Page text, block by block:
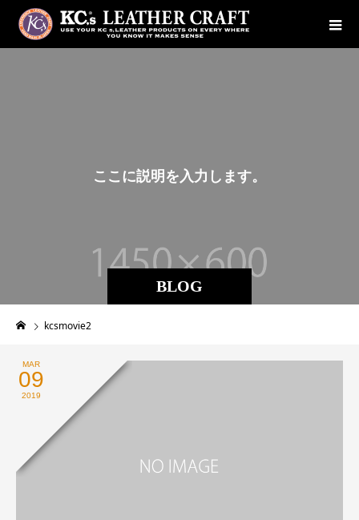
BLOG
こ こ に説明 を 入 力 し ま す。
kcsmovie2
MAR
09
2019